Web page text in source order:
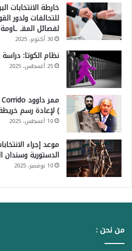
للتحالفات ولدور
لفصائل المقـ ـاومة
30 أكتوبر، 2025
نظام الكوتا:
25 أغسطس، 2025
) لإعادة رسم
10 أغسطس، 2025
موعد إجراء
الدستورية وسندان
10 نوفمبر، 2025
من نحن :